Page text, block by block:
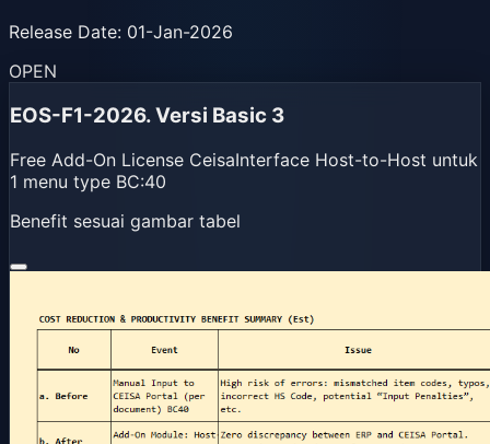
Release Date: 01-Jan-2026
OPEN
EOS-F1-2026. Versi Basic 3
Free Add-On License CeisaInterface Host-to-Host untuk
1 menu type BC:40
Benefit sesuai gambar tabel